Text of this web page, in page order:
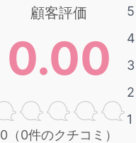
顧客評価
0.00
0（0件のクチコミ）
5
4
3
2
1